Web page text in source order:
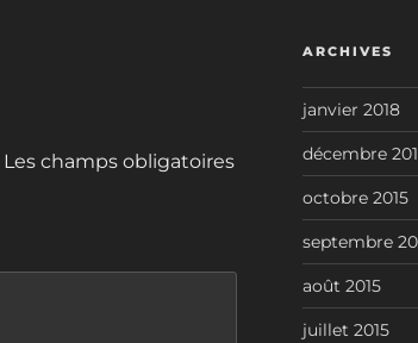
Les champs obligatoires
ARCHIVES
janvier 2018
décembre
octobre 2015
septembre
août 2015
juillet 2015